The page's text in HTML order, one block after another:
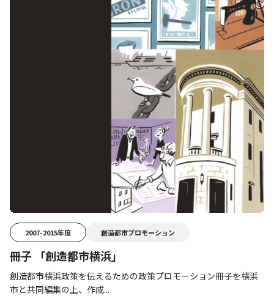
2007-2015年度 創造都市プロモーション
冊子 「創造都市横浜」
創造都市横浜政策を伝えるための政策プロモーション冊子を横浜
市と共同編集の上、作成...